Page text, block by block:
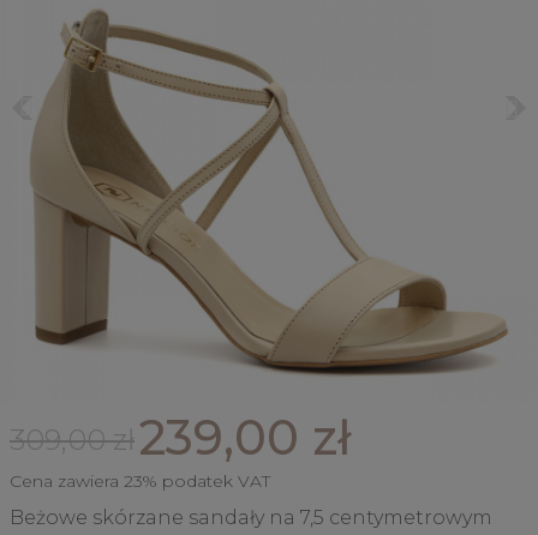
309,00 zł239,00 zł
Cena zawiera 23% podatek VAT
Beżowe skórzane sandały na 7,5 centymetrowym